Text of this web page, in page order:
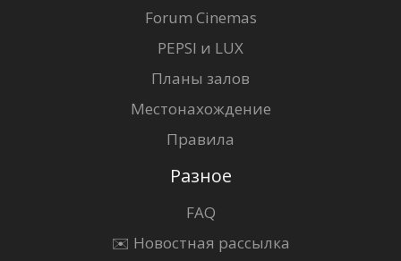
Forum Cinemas
PEPSI и LUX
Планы залов
Местонахождение
Правила
Разное
FAQ
✉️ Новостная рассылка